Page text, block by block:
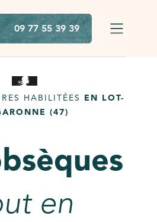
09 77 55 39 39
HABILITÉES EN LOT-
(47)
en